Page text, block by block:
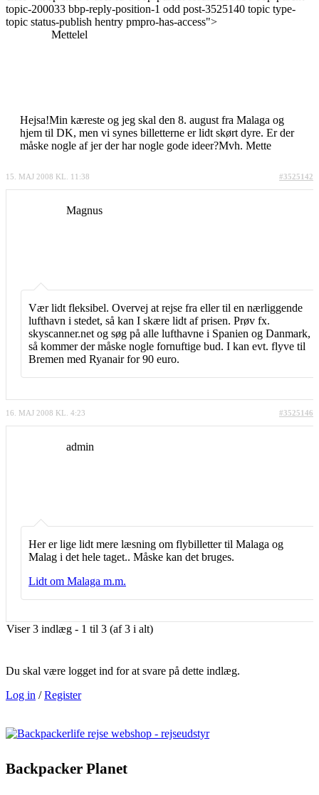
topic-200033 bbp-reply-position-1 odd post-3525140 topic type-
topic status-publish hentry pmpro-has-access">
Mettelel
Hejsa!Min kæreste og jeg skal den 8. august fra Malaga og
hjem til DK, men vi synes billetterne er lidt skørt dyre. Er der
måske nogle af jer der har nogle gode ideer?Mvh. Mette
15. MAJ 2008 KL. 11:38 #3525142
Magnus
Vær lidt fleksibel. Overvej at rejse fra eller til en nærliggende
lufthavn i stedet, så kan I skære lidt af prisen. Prøv fx.
skyscanner.net og søg på alle lufthavne i Spanien og Danmark,
så kommer der måske nogle fornuftige bud. I kan evt. flyve til
Bremen med Ryanair for 90 euro.
16. MAJ 2008 KL. 4:23 #3525146
admin
Her er lige lidt mere læsning om flybilletter til Malaga og
Malag i det hele taget.. Måske kan det bruges.
Lidt om Malaga m.m.
Viser 3 indlæg - 1 til 3 (af 3 i alt)
Du skal være logget ind for at svare på dette indlæg.
Log in /Register
Backpacker Planet